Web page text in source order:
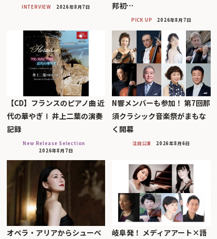
INTERVIEW 2026年8月7日
邦初…
PICK UP 2026年8月7日
【CD】フランスのピアノ曲 近
代の華やぎⅠ 井上二葉の演奏
記録
New Release Selection
2026年8月7日
N響メンバーも参加！ 第7回那
須クラシック音楽祭がまもな
く開幕
注目公演 2026年8月6日
オペラ・アリアからシューベ
岐阜発！ メディアアート×語